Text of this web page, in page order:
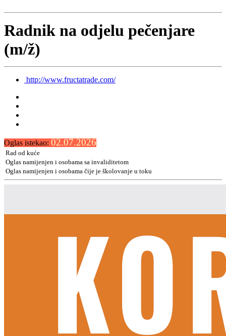
Radnik na odjelu pečenjare
(m/ž)
http://www.fructatrade.com/
Oglas istekao: 02.07.2026
Rad od kuće
Oglas namijenjen i osobama sa invaliditetom
Oglas namijenjen i osobama čije je školovanje u toku